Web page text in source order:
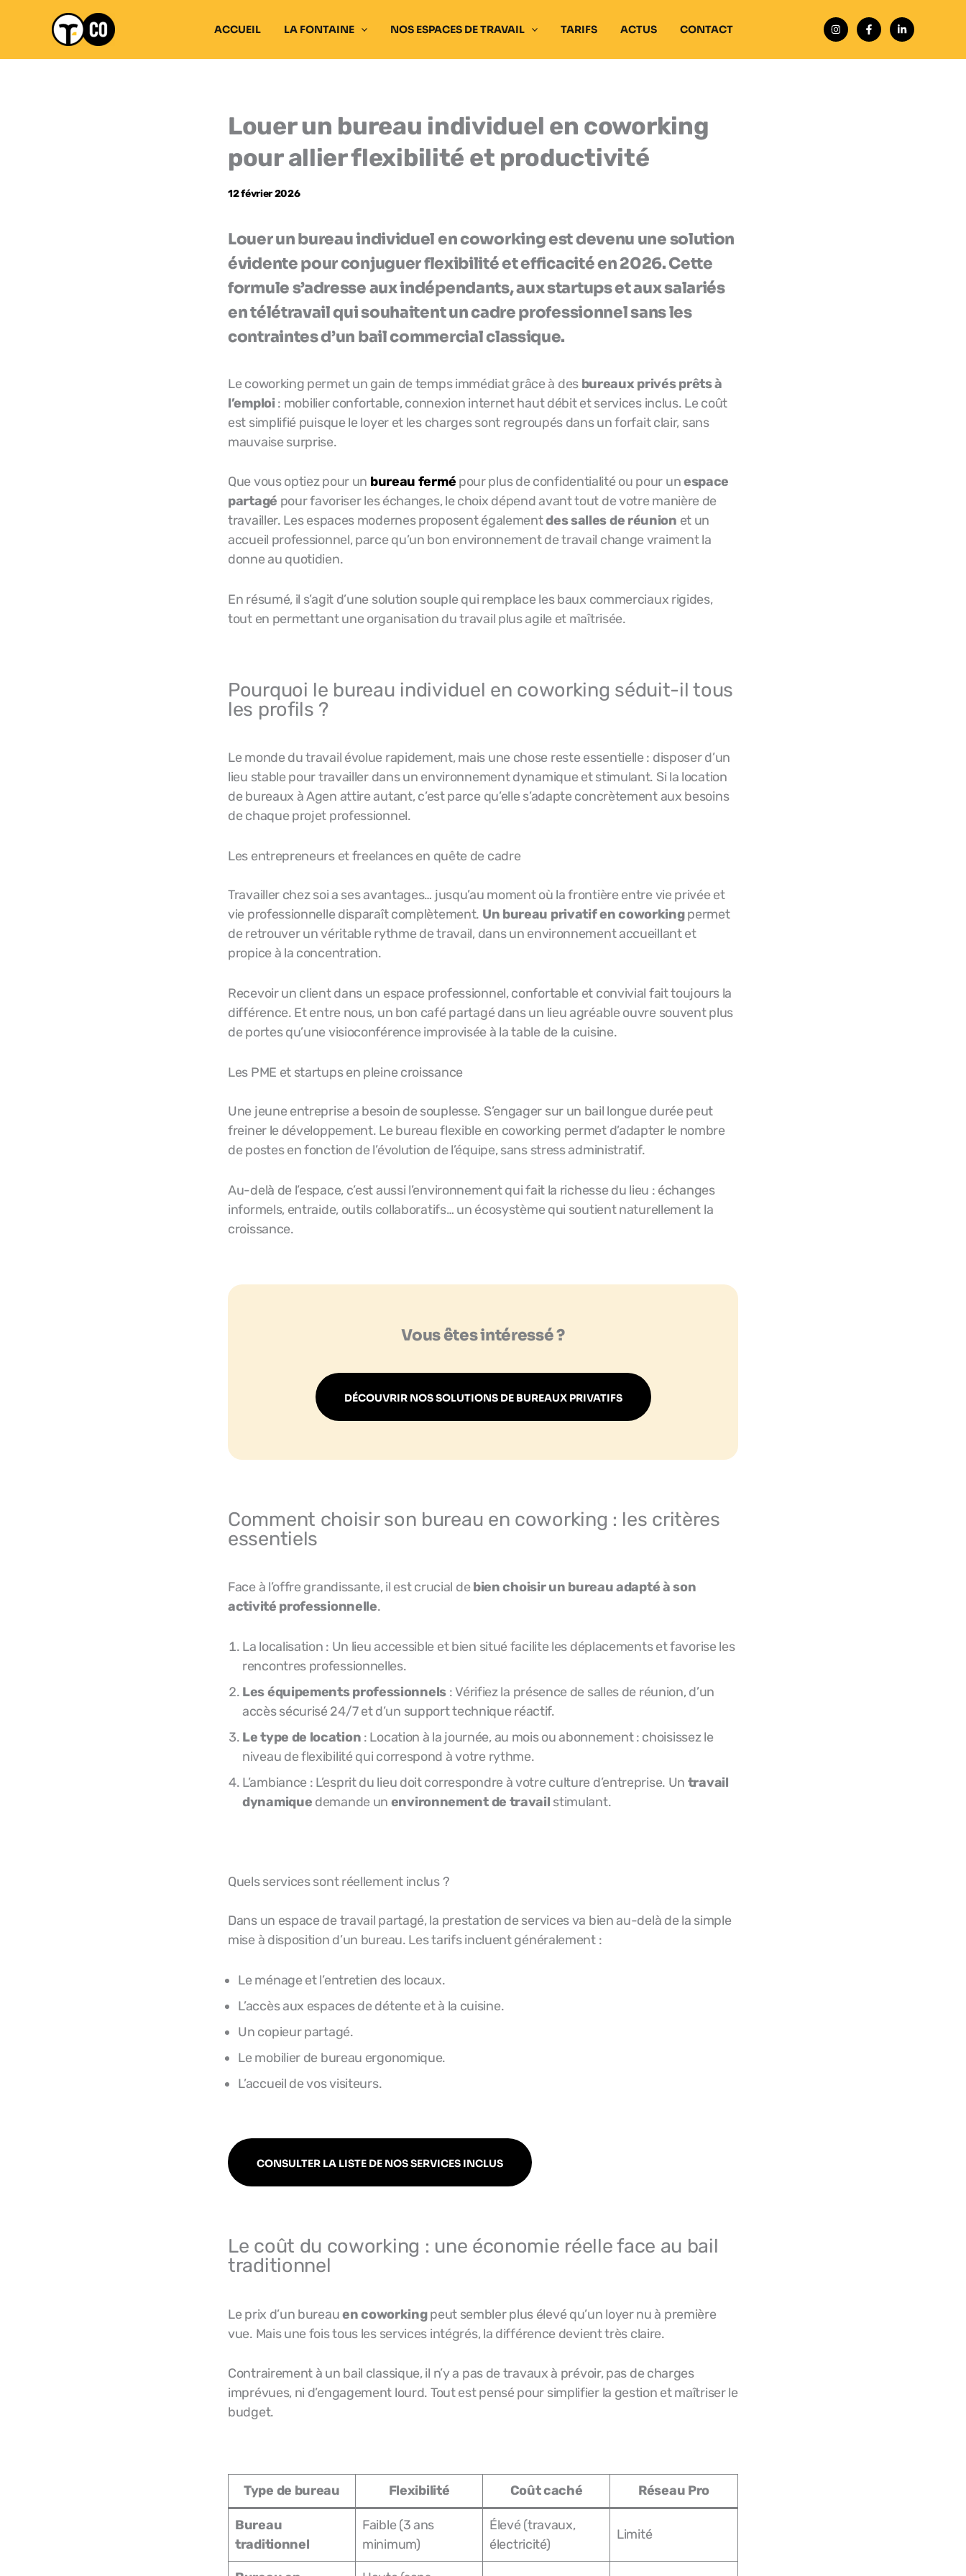
ACCUEIL LA FONTAINE NOS ESPACES DE TRAVAIL TARIFS ACTUS CONTACT
Louer un bureau individuel en coworking
pour allier flexibilité et productivité
12 février 2026
Louer un bureau individuel en coworking est devenu une solution
évidente pour conjuguer flexibilité et efficacité en 2026. Cette
formule s’adresse aux indépendants, aux startups et aux salariés
en télétravail qui souhaitent un cadre professionnel sans les
contraintes d’un bail commercial classique.
Le coworking permet un gain de temps immédiat grâce à des bureaux privés prêts à
l’emploi : mobilier confortable, connexion internet haut débit et services inclus. Le coût
est simplifié puisque le loyer et les charges sont regroupés dans un forfait clair, sans
mauvaise surprise.
Que vous optiez pour un bureau fermé pour plus de confidentialité ou pour unespace
partagé pour favoriser les échanges, le choix dépend avant tout de votre manière de
travailler. Les espaces modernes proposent égalementdes salles de réunion et un
accueil professionnel, parce qu’un bon environnement de travail change vraiment la
donne au quotidien.
En résumé, il s’agit d’une solution souple qui remplace les baux commerciaux rigides,
tout en permettant une organisation du travail plus agile et maîtrisée.
Pourquoi le bureau individuel en coworking séduit-il tous
les profils ?
Le monde du travail évolue rapidement, mais une chose reste essentielle : disposer d’un
lieu stable pour travailler dans un environnement dynamique et stimulant. Si la location
de bureaux à Agen attire autant, c’est parce qu’elle s’adapte concrètement aux besoins
de chaque projet professionnel.
Les entrepreneurs et freelances en quête de cadre
Travailler chez soi a ses avantages… jusqu’au moment où la frontière entre vie privée et
vie professionnelle disparaît complètement. Un bureau privatif en coworkingpermet
de retrouver un véritable rythme de travail, dans un environnement accueillant et
propice à la concentration.
Recevoir un client dans un espace professionnel, confortable et convivial fait toujours la
différence. Et entre nous, un bon café partagé dans un lieu agréable ouvre souvent plus
de portes qu’une visioconférence improvisée à la table de la cuisine.
Les PME et startups en pleine croissance
Une jeune entreprise a besoin de souplesse. S’engager sur un bail longue durée peut
freiner le développement. Le bureau flexible en coworking permet d’adapter le nombre
de postes en fonction de l’évolution de l’équipe, sans stress administratif.
Au-delà de l’espace, c’est aussi l’environnement qui fait la richesse du lieu : échanges
informels, entraide, outils collaboratifs… un écosystème qui soutient naturellement la
croissance.
Vous êtes intéressé ?
DÉCOUVRIR NOS SOLUTIONS DE BUREAUX PRIVATIFS
Comment choisir son bureau en coworking : les critères
essentiels
Face à l’offre grandissante, il est crucial debien choisir un bureau adapté à son
activité professionnelle.
La localisation : Un lieu accessible et bien situé facilite les déplacements et favorise les
rencontres professionnelles.
Les équipements professionnels : Vérifiez la présence de salles de réunion, d’un
accès sécurisé 24/7 et d’un support technique réactif.
Le type de location : Location à la journée, au mois ou abonnement : choisissez le
niveau de flexibilité qui correspond à votre rythme.
L’ambiance : L’esprit du lieu doit correspondre à votre culture d’entreprise. Un travail
dynamique demande un environnement de travail stimulant.
Quels services sont réellement inclus ?
Dans un espace de travail partagé, la prestation de services va bien au-delà de la simple
mise à disposition d’un bureau. Les tarifs incluent généralement :
Le ménage et l’entretien des locaux.
L’accès aux espaces de détente et à la cuisine.
Un copieur partagé.
Le mobilier de bureau ergonomique.
L’accueil de vos visiteurs.
CONSULTER LA LISTE DE NOS SERVICES INCLUS
Le coût du coworking : une économie réelle face au bail
traditionnel
Le prix d’un bureauen coworkingpeut sembler plus élevé qu’un loyer nu à première
vue. Mais une fois tous les services intégrés, la différence devient très claire.
Contrairement à un bail classique, il n’y a pas de travaux à prévoir, pas de charges
imprévues, ni d’engagement lourd. Tout est pensé pour simplifier la gestion et maîtriser le
budget.
Type de bureau Flexibilité Coût caché Réseau Pro
Bureau
traditionnel
Faible (3 ans
minimum)
Élevé (travaux,
électricité)
Limité